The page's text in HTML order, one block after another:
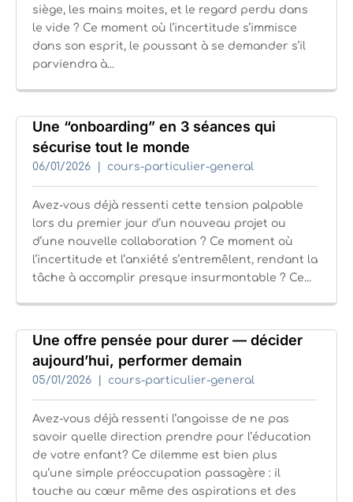
siège, les mains moites, et le regard perdu dans
le vide ? Ce moment où l’incertitude s’immisce
dans son esprit, le poussant à se demander s’il
parviendra à...
Une “onboarding” en 3 séances qui
sécurise tout le monde
06/01/2026 cours-particulier-general
Avez-vous déjà ressenti cette tension palpable
lors du premier jour d’un nouveau projet ou
d’une nouvelle collaboration ? Ce moment où
l’incertitude et l’anxiété s’entremêlent, rendant la
tâche à accomplir presque insurmontable ? Ce...
Une offre pensée pour durer — décider
aujourd’hui, performer demain
05/01/2026 cours-particulier-general
Avez-vous déjà ressenti l’angoisse de ne pas
savoir quelle direction prendre pour l’éducation
de votre enfant? Ce dilemme est bien plus
qu’une simple préoccupation passagère : il
touche au cœur même des aspirations et des